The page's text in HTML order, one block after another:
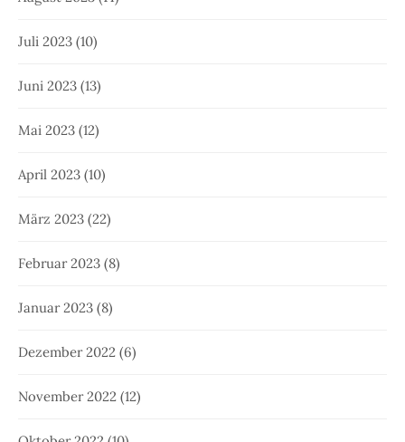
Juli 2023 (10)
Juni 2023 (13)
Mai 2023 (12)
April 2023 (10)
März 2023 (22)
Februar 2023 (8)
Januar 2023 (8)
Dezember 2022 (6)
November 2022 (12)